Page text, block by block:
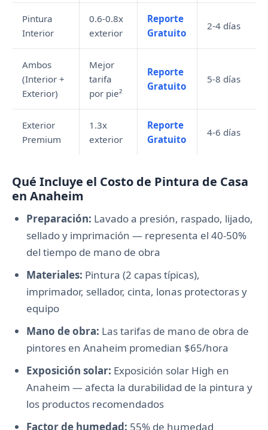
Pintura
Interior
0.6-0.8x
exterior
Reporte
Gratuito
2-4 días
Ambos
(Interior +
Exterior)
Mejor
tarifa
por pie²
Reporte
Gratuito
5-8 días
Exterior
Premium
1.3x
exterior
Reporte
Gratuito
4-6 días
Qué Incluye el Costo de Pintura de Casa
en Anaheim
Preparación: Lavado a presión, raspado, lijado,
sellado y imprimación — representa el 40-50%
del tiempo de mano de obra
Materiales: Pintura (2 capas típicas),
imprimador, sellador, cinta, lonas protectoras y
equipo
Mano de obra: Las tarifas de mano de obra de
pintores en Anaheim promedian $65/hora
Exposición solar: Exposición solar High en
Anaheim — afecta la durabilidad de la pintura y
los productos recomendados
Factor de humedad: 55% de humedad